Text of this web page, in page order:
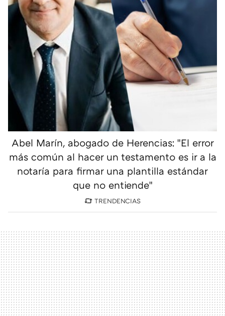
Abel Marín, abogado de Herencias: "El error
más común al hacer un testamento es ir a la
notaría para firmar una plantilla estándar
que no entiende"
TRENDENCIAS